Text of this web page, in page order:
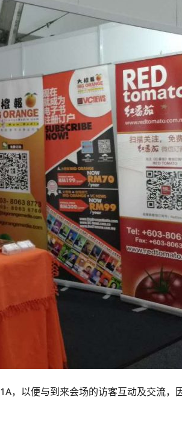
，以便与到来会场的访客互动及交流，